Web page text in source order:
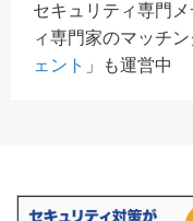
セキュリティ専門
ィ専門家のマッチン
ェント 」も運営中